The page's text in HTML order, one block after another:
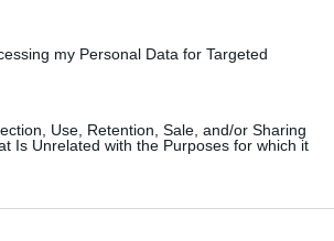
my Personal Data for Targeted
Use, Retention, Sale, and/or Sharing
Is Unrelated with the Purposes for which it